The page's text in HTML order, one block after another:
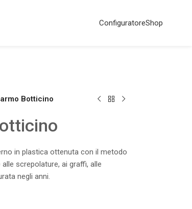
ConfiguratoreShop
Botticino
in plastica ottenuta con il metodo
screpolature, ai graffi, alle
negli anni.